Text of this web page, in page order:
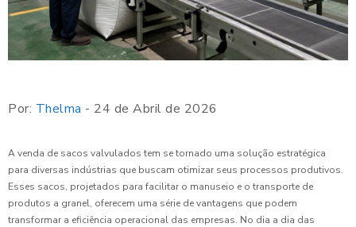
Por: Thelma - 24 de Abril de 2026
A venda de sacos valvulados tem se tornado uma solução estratégica
para diversas indústrias que buscam otimizar seus processos produtivos.
Esses sacos, projetados para facilitar o manuseio e o transporte de
produtos a granel, oferecem uma série de vantagens que podem
transformar a eficiência operacional das empresas. No dia a dia das